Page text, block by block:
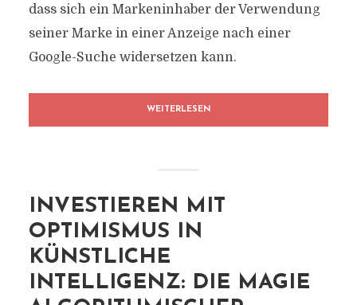
dass sich ein Markeninhaber der Verwendung
seiner Marke in einer Anzeige nach einer
Google-Suche widersetzen kann.
WEITERLESEN
INVESTIEREN MIT
OPTIMISMUS IN
KÜNSTLICHE
INTELLIGENZ: DIE MAGIE